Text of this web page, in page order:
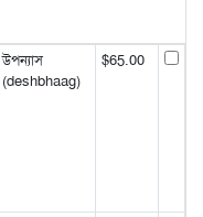
উপন্যাস
(deshbhaag)
$65.00